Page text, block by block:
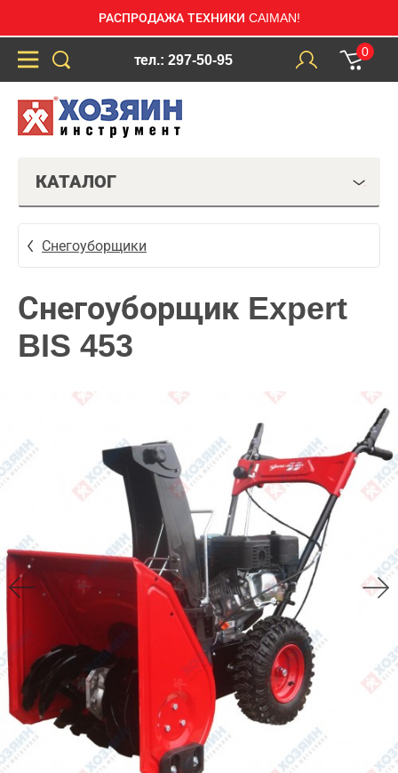
РАСПРОДАЖА ТЕХНИКИ CAIMAN!
тел.: 297-50-95
0
КАТАЛОГ
Снегоуборщики
Снегоуборщик Expert
BIS 453